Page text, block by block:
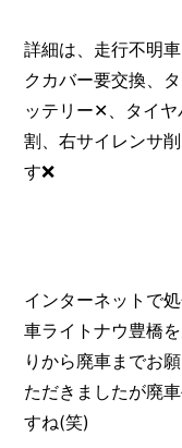
詳細は、走行不明
クカバー要交換、
ッテリー✕、タイ
割、右サイレンサ
す❌
インターネットで
車ライトナウ豊橋
りから廃車までお
ただきましたが廃
すね(笑)